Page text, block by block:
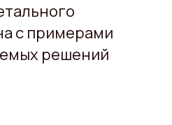
с примерами
решений